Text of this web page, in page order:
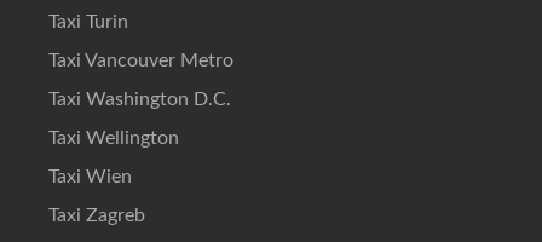
Taxi Turin
Taxi Vancouver Metro
Taxi Washington D.C.
Taxi Wellington
Taxi Wien
Taxi Zagreb